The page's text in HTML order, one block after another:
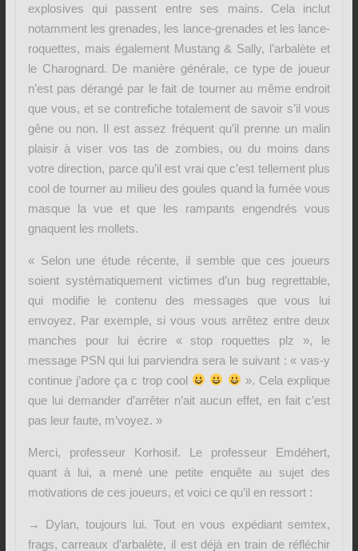
explosives qui passent entre ses mains. Cela inclut
notamment les grenades, les lance-grenades et les lance-
roquettes, mais également Mustang & Sally, l’arbalète et
le Charognard. De manière générale, ce type de joueur
n’est pas dérangé par le fait de tourner au même endroit
que vous, et se contrefiche totalement de savoir s’il vous
gêne ou non. Il est assez fréquent qu’il prenne un malin
plaisir à viser vos tas de zombies, ou du moins dans
votre direction, parce qu’il est vrai que c’est tellement plus
cool de tourner au milieu des goules quand la fumée vous
masque la vue et que les rampants engendrés vous
gnaquent les mollets.
« Selon une étude récente, il semble que ces joueurs
soient systématiquement victimes d’un bug regrettable,
qui modifie le contenu des messages que vous lui
envoyez. Par exemple, si vous vous arrêtez entre deux
manches pour lui écrire « stop roquettes plz », le
message PSN qui lui parviendra sera le suivant : « vas-y
continue j’adore ça c trop cool
». Cela explique
que lui demander d’arrêter n’ait aucun effet, en fait c’est
pas leur faute, m’voyez. »
Merci, professeur Korhosif. Le professeur Emdéhert,
quant à lui, a mené une petite enquête au sujet des
motivations de ces joueurs, et voici ce qu’il en ressort :
→ Dylan, toujours lui. Tout en vous expédiant semtex,
frags, carreaux d’arbalète, il est déjà en train de réfléchir